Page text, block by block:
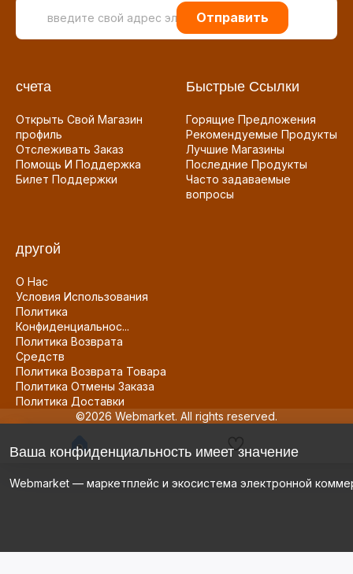
Отправить
счета
Открыть Свой Магазин
профиль
Отслеживать Заказ
Помощь И Поддержка
Билет Поддержки
Быстрые Ссылки
Горящие Предложения
Рекомендуемые Продукты
Лучшие Магазины
Последние Продукты
Часто задаваемые
вопросы
другой
О Нас
Условия Использования
Политика
Конфиденциальнос...
Политика Возврата
Средств
Политика Возврата Товара
Политика Отмены Заказа
Политика Доставки
©2026 Webmarket. All rights reserved.
Ваша конфиденциальность имеет значение
Webmarket — маркетплейс и экосистема электронной